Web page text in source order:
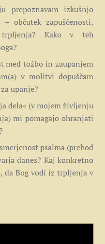
prepoznavam izkušnjo
občutek zapuščenosti,
trpljenja? Kako v teh
med tožbo in zaupanjem
v molitvi dopuščam
upanje?
dela« (v mojem življenju
mi pomagajo ohranjati
psalma (prehod
danes? Kaj konkretno
da Bog vodi iz trpljenja v